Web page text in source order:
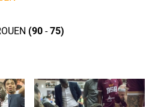
(90-75)